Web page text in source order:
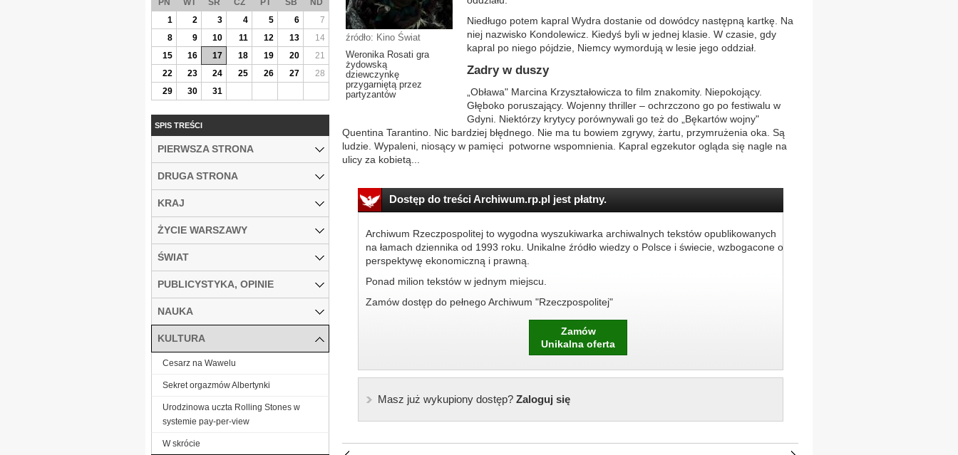
źródło: Kino Świat
Weronika Rosati gra
żydowską
dziewczynkę
przygarniętą przez
partyzantów
Niedługo potem kapral Wydra dostanie od dowódcy następną kartkę. Na
niej nazwisko Kondolewicz. Kiedyś byli w jednej klasie. W czasie, gdy
kapral po niego pójdzie, Niemcy wymordują w lesie jego oddział.
Zadry w duszy
„Obława" Marcina Krzyształowicza to film znakomity. Niepokojący.
Głęboko poruszający. Wojenny thriller – ochrzczono go po festiwalu w
Gdyni. Niektórzy krytycy porównywali go też do „Bękartów wojny"
Quentina Tarantino. Nic bardziej błędnego. Nie ma tu bowiem zgrywy, żartu, przymrużenia oka. Są
ludzie. Wypaleni, niosący w pamięci potworne wspomnienia. Kapral egzekutor ogląda się nagle na
ulicy za kobietą...
Dostęp do treści Archiwum.rp.pl jest płatny.
Archiwum Rzeczpospolitej to wygodna wyszukiwarka archiwalnych tekstów opublikowanych
na łamach dziennika od 1993 roku. Unikalne źródło wiedzy o Polsce i świecie, wzbogacone o
perspektywę ekonomiczną i prawną.
Ponad milion tekstów w jednym miejscu.
Zamów dostęp do pełnego Archiwum "Rzeczpospolitej"
Zamów
Unikalna oferta
Masz już wykupiony dostęp?Zaloguj się
1
2 3 4 5 6
7
8
9 10 11 12 13
14
15
16 17 18 19 20
21
22
23 24 25 26 27
28
29
30 31
SPIS TREŚCI
PIERWSZA STRONA
DRUGA STRONA
KRAJ
ŻYCIE WARSZAWY
ŚWIAT
PUBLICYSTYKA, OPINIE
NAUKA
KULTURA
Cesarz na Wawelu
Sekret orgazmów Albertynki
Urodzinowa uczta Rolling Stones w
systemie pay-per-view
W skrócie